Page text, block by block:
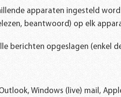
apparaten ingesteld
beantwoord) op elk
berichten opgeslagen (enkel
Windows (live) mail,